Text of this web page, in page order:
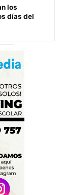
los
días del